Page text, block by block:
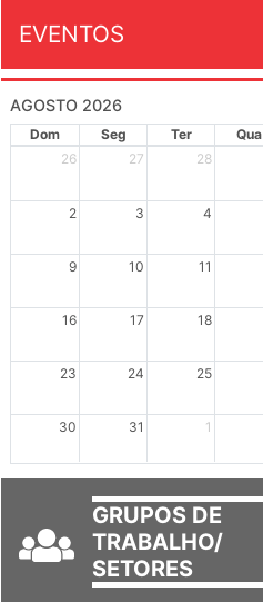
EVENTOS
AGOSTO 2026
Dom Seg Ter Qua
26
27 28
2 3 4
9 10 11
16 17 18
23 24 25
30 31 1
GRUPOS DE
TRABALHO/
SETORES